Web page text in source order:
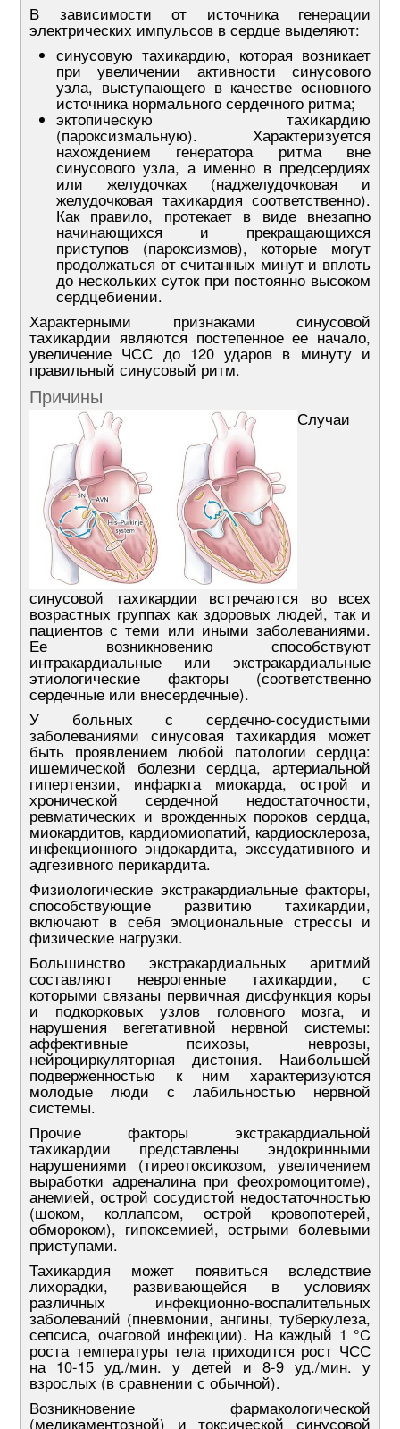
В зависимости от источника генерации
электрических импульсов в сердце выделяют:
синусовую тахикардию, которая возникает
при увеличении активности синусового
узла, выступающего в качестве основного
источника нормального сердечного ритма;
эктопическую тахикардию
(пароксизмальную). Характеризуется
нахождением генератора ритма вне
синусового узла, а именно в предсердиях
или желудочках (наджелудочковая и
желудочковая тахикардия соответственно).
Как правило, протекает в виде внезапно
начинающихся и прекращающихся
приступов (пароксизмов), которые могут
продолжаться от считанных минут и вплоть
до нескольких суток при постоянно высоком
сердцебиении.
Характерными признаками синусовой
тахикардии являются постепенное ее начало,
увеличение ЧСС до 120 ударов в минуту и
правильный синусовый ритм.
Причины
Случаи
синусовой тахикардии встречаются во всех
возрастных группах как здоровых людей, так и
пациентов с теми или иными заболеваниями.
Ее возникновению способствуют
интракардиальные или экстракардиальные
этиологические факторы (соответственно
сердечные или внесердечные).
У больных с сердечно-сосудистыми
заболеваниями синусовая тахикардия может
быть проявлением любой патологии сердца:
ишемической болезни сердца, артериальной
гипертензии, инфаркта миокарда, острой и
хронической сердечной недостаточности,
ревматических и врожденных пороков сердца,
миокардитов, кардиомиопатий, кардиосклероза,
инфекционного эндокардита, экссудативного и
адгезивного перикардита.
Физиологические экстракардиальные факторы,
способствующие развитию тахикардии,
включают в себя эмоциональные стрессы и
физические нагрузки.
Большинство экстракардиальных аритмий
составляют неврогенные тахикардии, с
которыми связаны первичная дисфункция коры
и подкорковых узлов головного мозга, и
нарушения вегетативной нервной системы:
аффективные психозы, неврозы,
нейроциркуляторная дистония. Наибольшей
подверженностью к ним характеризуются
молодые люди с лабильностью нервной
системы.
Прочие факторы экстракардиальной
тахикардии представлены эндокринными
нарушениями (тиреотоксикозом, увеличением
выработки адреналина при феохромоцитоме),
анемией, острой сосудистой недостаточностью
(шоком, коллапсом, острой кровопотерей,
обмороком), гипоксемией, острыми болевыми
приступами.
Тахикардия может появиться вследствие
лихорадки, развивающейся в условиях
различных инфекционно-воспалительных
заболеваний (пневмонии, ангины, туберкулеза,
сепсиса, очаговой инфекции). На каждый 1 °C
роста температуры тела приходится рост ЧСС
на 10-15 уд./мин. у детей и 8-9 уд./мин. у
взрослых (в сравнении с обычной).
Возникновение фармакологической
(медикаментозной) и токсической синусовой